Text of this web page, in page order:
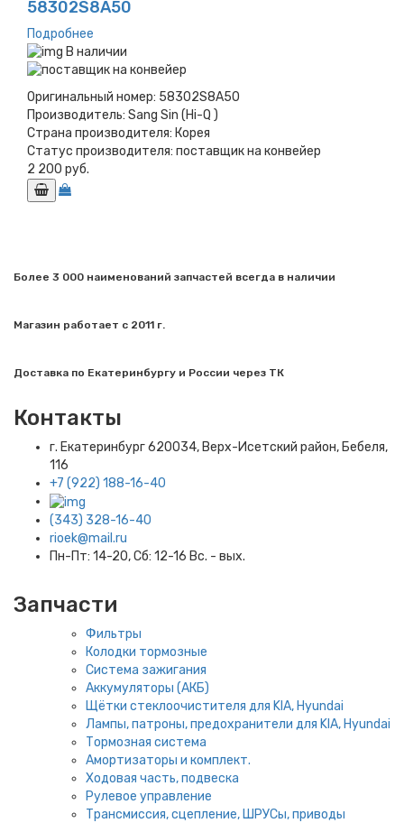
58302S8A50
Подробнее
В наличии
Оригинальный номер: 58302S8A50
Производитель: Sang Sin (Hi-Q )
Страна производителя: Корея
Статус производителя: поставщик на конвейер
2 200 руб.
Более 3 000 наименований запчастей всегда в наличии
Магазин работает с 2011 г.
Доставка по Екатеринбургу и России через ТК
Контакты
г. Екатеринбург​ 620034, Верх-Исетский район, Бебеля,
116
+7 (922) 188-16-40
(343) 328-16-40
rioek@mail.ru
Пн-Пт: 14-20, Сб: 12-16 Вс. - вых.
Запчасти
Фильтры
Колодки тормозные
Система зажигания
Аккумуляторы (АКБ)
Щётки стеклоочистителя для KIA, Hyundai
Лампы, патроны, предохранители для KIA, Hyundai
Тормозная система
Амортизаторы и комплект.
Ходовая часть, подвеска
Рулевое управление
Трансмиссия, сцепление, ШРУСы, приводы